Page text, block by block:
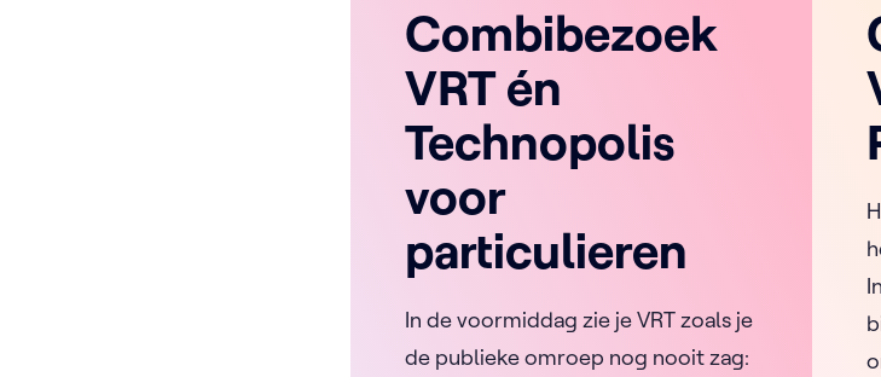
Combibezoek
VRT én
Technopolis
voor
particulieren
In de voormiddag zie je VRT zoals je
de publieke omroep nog nooit zag: